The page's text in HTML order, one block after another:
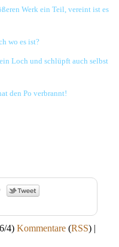
Werk ein Teil, vereint ist es
wo es ist?
Loch und schlüpft auch selbst
den Po verbrannt!
4) Kommentare (RSS) |